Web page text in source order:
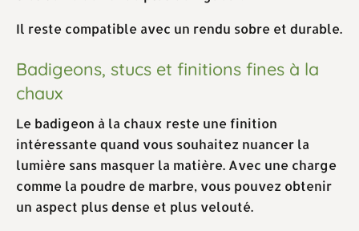
Il reste compatible avec un rendu sobre et durable.
Badigeons, stucs et finitions fines à la
chaux
Le badigeon à la chaux reste une finition
intéressante quand vous souhaitez nuancer la
lumière sans masquer la matière. Avec une charge
comme la poudre de marbre, vous pouvez obtenir
un aspect plus dense et plus velouté.